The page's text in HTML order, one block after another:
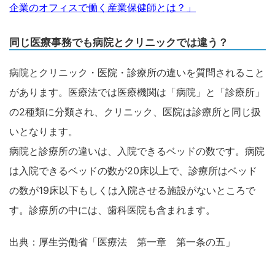
企業のオフィスで働く産業保健師とは？」
同じ医療事務でも病院とクリニックでは違う？
病院とクリニック・医院・診療所の違いを質問されること
があります。医療法では医療機関は「病院」と「診療所」
の2種類に分類され、クリニック、医院は診療所と同じ扱
いとなります。
病院と診療所の違いは、入院できるベッドの数です。病院
は入院できるベッドの数が20床以上で、診療所はベッド
の数が19床以下もしくは入院させる施設がないところで
す。診療所の中には、歯科医院も含まれます。
出典：厚生労働省「医療法 第一章 第一条の五」